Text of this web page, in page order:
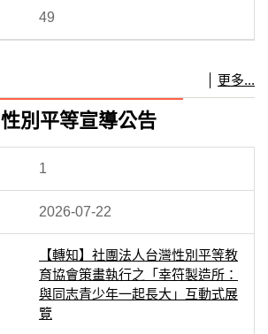
49
更多...
性別平等宣導公告
1
2026-07-22
【轉知】社團法人台灣性別平等教
育協會策畫執行之「幸符製造所：
與同志青少年一起長大」互動式展
覽